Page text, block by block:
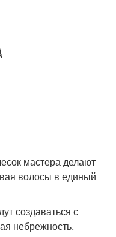
мастера делают
волосы в единый
создаваться с
небрежность.